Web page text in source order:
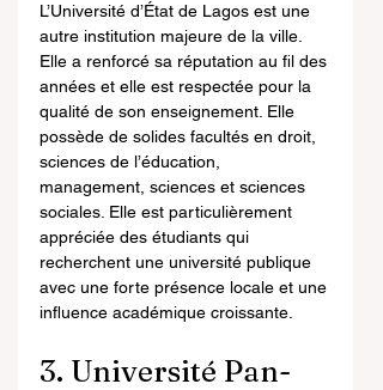
L’Université d’État de Lagos est une
autre institution majeure de la ville.
Elle a renforcé sa réputation au fil des
années et elle est respectée pour la
qualité de son enseignement. Elle
possède de solides facultés en droit,
sciences de l’éducation,
management, sciences et sciences
sociales. Elle est particulièrement
appréciée des étudiants qui
recherchent une université publique
avec une forte présence locale et une
influence académique croissante.
3. Université Pan-